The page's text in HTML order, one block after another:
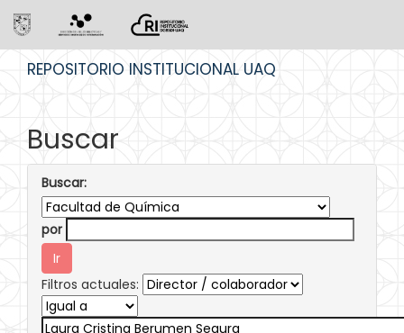
REPOSITORIO INSTITUCIONAL UAQ
Buscar
Buscar:
por
Filtros actuales: